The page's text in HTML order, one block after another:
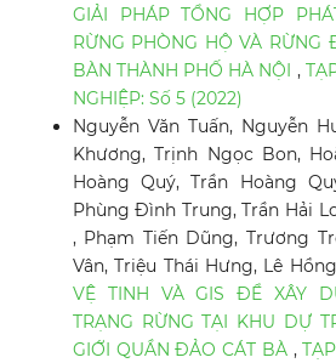
GIẢI PHÁP TỔNG HỢP
RỪNG PHÒNG HỘ VÀ RỪNG
BÀN THÀNH PHỐ HÀ NỘI ,
NGHIỆP: Số 5 (2022)
Nguyễn Văn Tuấn, Nguyễn
Khương, Trịnh Ngọc Bon,
Hoàng Quý, Trần Hoàng
Phùng Đình Trung, Trần Hải
, Phạm Tiến Dũng, Trương
Vân, Triệu Thái Hưng, Lê
VỆ TINH VÀ GIS ĐỂ XÂY
TRẠNG RỪNG TẠI KHU DỰ
GIỚI QUẦN ĐẢO CÁT BÀ ,